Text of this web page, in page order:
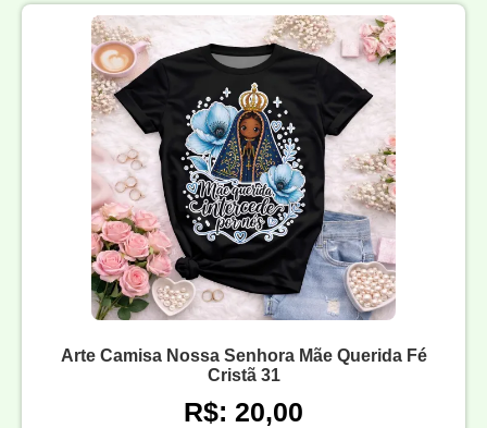
Arte Camisa Nossa Senhora Mãe Querida Fé
Cristã 31
R$: 20,00